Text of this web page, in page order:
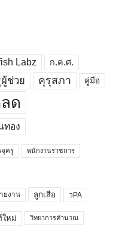
Labz ก.ค.ศ.
ช่วย คุรุสภา คู่มือ
ด
ทอง
จุครู พนักงานราชการ
ยงาน ลูกเสือ วPA
ใหม่ วิทยาการคำนวณ